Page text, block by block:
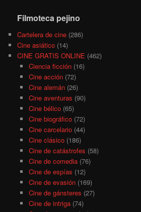
Filmoteca pejino
Cartelera de cine (286)
Cine asiático (14)
CINE GRATIS ONLINE (462)
Ciencia ficción(16)
Cine acción(72)
Cine alemán(26)
Cine aventuras (90)
Cine bélico(65)
Cine biográfico(72)
Cine carcelario(44)
Cine clásico(186)
Cine de catástrofes (58)
Cine de comedia(76)
Cine de espías (12)
Cine de evasión(169)
Cine de gánsteres (27)
Cine de intriga(74)